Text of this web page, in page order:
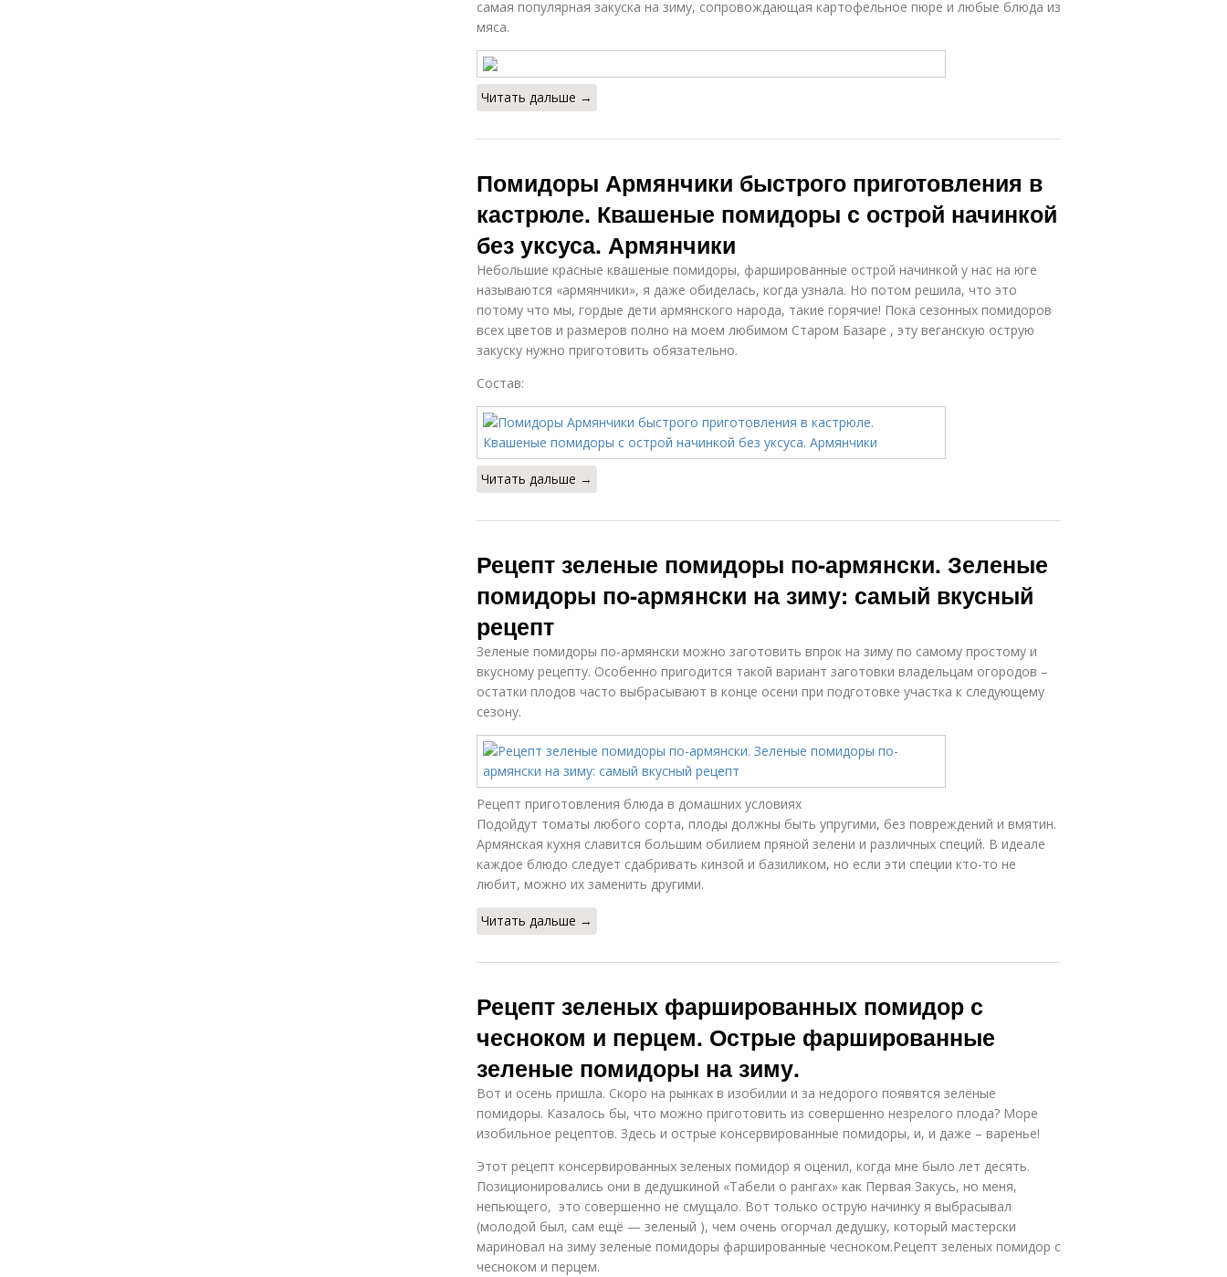
самая популярная закуска на зиму, сопровождающая картофельное пюре и любые блюда из
мяса.
Читать дальше →
Помидоры Армянчики быстрого приготовления в
кастрюле. Квашеные помидоры с острой начинкой
без уксуса. Армянчики
Небольшие красные квашеные помидоры, фаршированные острой начинкой у нас на юге
называются «армянчики», я даже обиделась, когда узнала. Но потом решила, что это
потому что мы, гордые дети армянского народа, такие горячие! Пока сезонных помидоров
всех цветов и размеров полно на моем любимом Старом Базаре , эту веганскую острую
закуску нужно приготовить обязательно.
Состав:
Читать дальше →
Рецепт зеленые помидоры по-армянски. Зеленые
помидоры по-армянски на зиму: самый вкусный
рецепт
Зеленые помидоры по-армянски можно заготовить впрок на зиму по самому простому и
вкусному рецепту. Особенно пригодится такой вариант заготовки владельцам огородов –
остатки плодов часто выбрасывают в конце осени при подготовке участка к следующему
сезону.
Рецепт приготовления блюда в домашних условиях
Подойдут томаты любого сорта, плоды должны быть упругими, без повреждений и вмятин.
Армянская кухня славится большим обилием пряной зелени и различных специй. В идеале
каждое блюдо следует сдабривать кинзой и базиликом, но если эти специи кто-то не
любит, можно их заменить другими.
Читать дальше →
Рецепт зеленых фаршированных помидор с
чесноком и перцем. Острые фаршированные
зеленые помидоры на зиму.
Вот и осень пришла. Скоро на рынках в изобилии и за недорого появятся зелёные
помидоры. Казалось бы, что можно приготовить из совершенно незрелого плода? Море
изобильное рецептов. Здесь и острые консервированные помидоры, и, и даже – варенье!
Этот рецепт консервированных зеленых помидор я оценил, когда мне было лет десять.
Позиционировались они в дедушкиной «Табели о рангах» как Первая Закусь, но меня,
непьющего, это совершенно не смущало. Вот только острую начинку я выбрасывал
(молодой был, сам ещё — зеленый ), чем очень огорчал дедушку, который мастерски
мариновал на зиму зеленые помидоры фаршированные чесноком.Рецепт зеленых помидор с
чесноком и перцем.